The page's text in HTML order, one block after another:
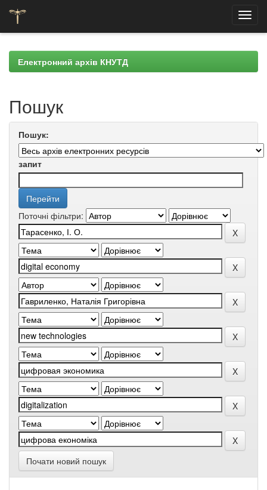
navigationЕлектронний архів КНУТД
Пошук
Пошук:
запит
Поточні фільтри:
Почати новий пошук